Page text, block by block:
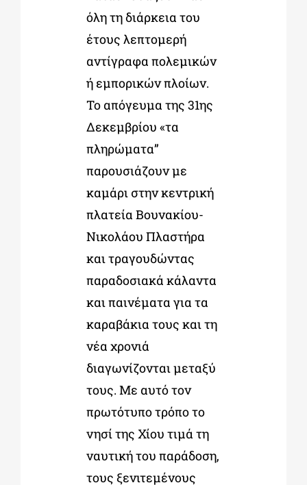
όλη τη διάρκεια του
έτους λεπτομερή
αντίγραφα πολεμικών
ή εμπορικών πλοίων.
Το απόγευμα της 31ης
Δεκεμβρίου «τα
πληρώματα”
παρουσιάζουν με
καμάρι στην κεντρική
πλατεία Βουνακίου-
Νικολάου Πλαστήρα
και τραγουδώντας
παραδοσιακά κάλαντα
και παινέματα για τα
καραβάκια τους και τη
νέα χρονιά
διαγωνίζονται μεταξύ
τους. Με αυτό τον
πρωτότυπο τρόπο το
νησί της Χίου τιμά τη
ναυτική του παράδοση,
τους ξενιτεμένους